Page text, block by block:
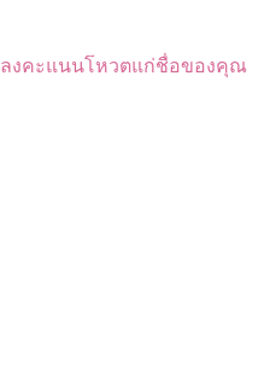
ลงคะแนนโหวตแก่ชื่อของคุณ